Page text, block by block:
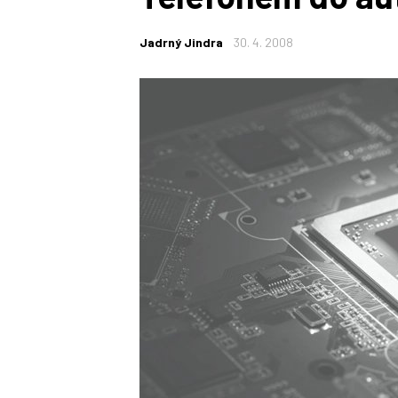
Jadrný Jindra 30. 4. 2008